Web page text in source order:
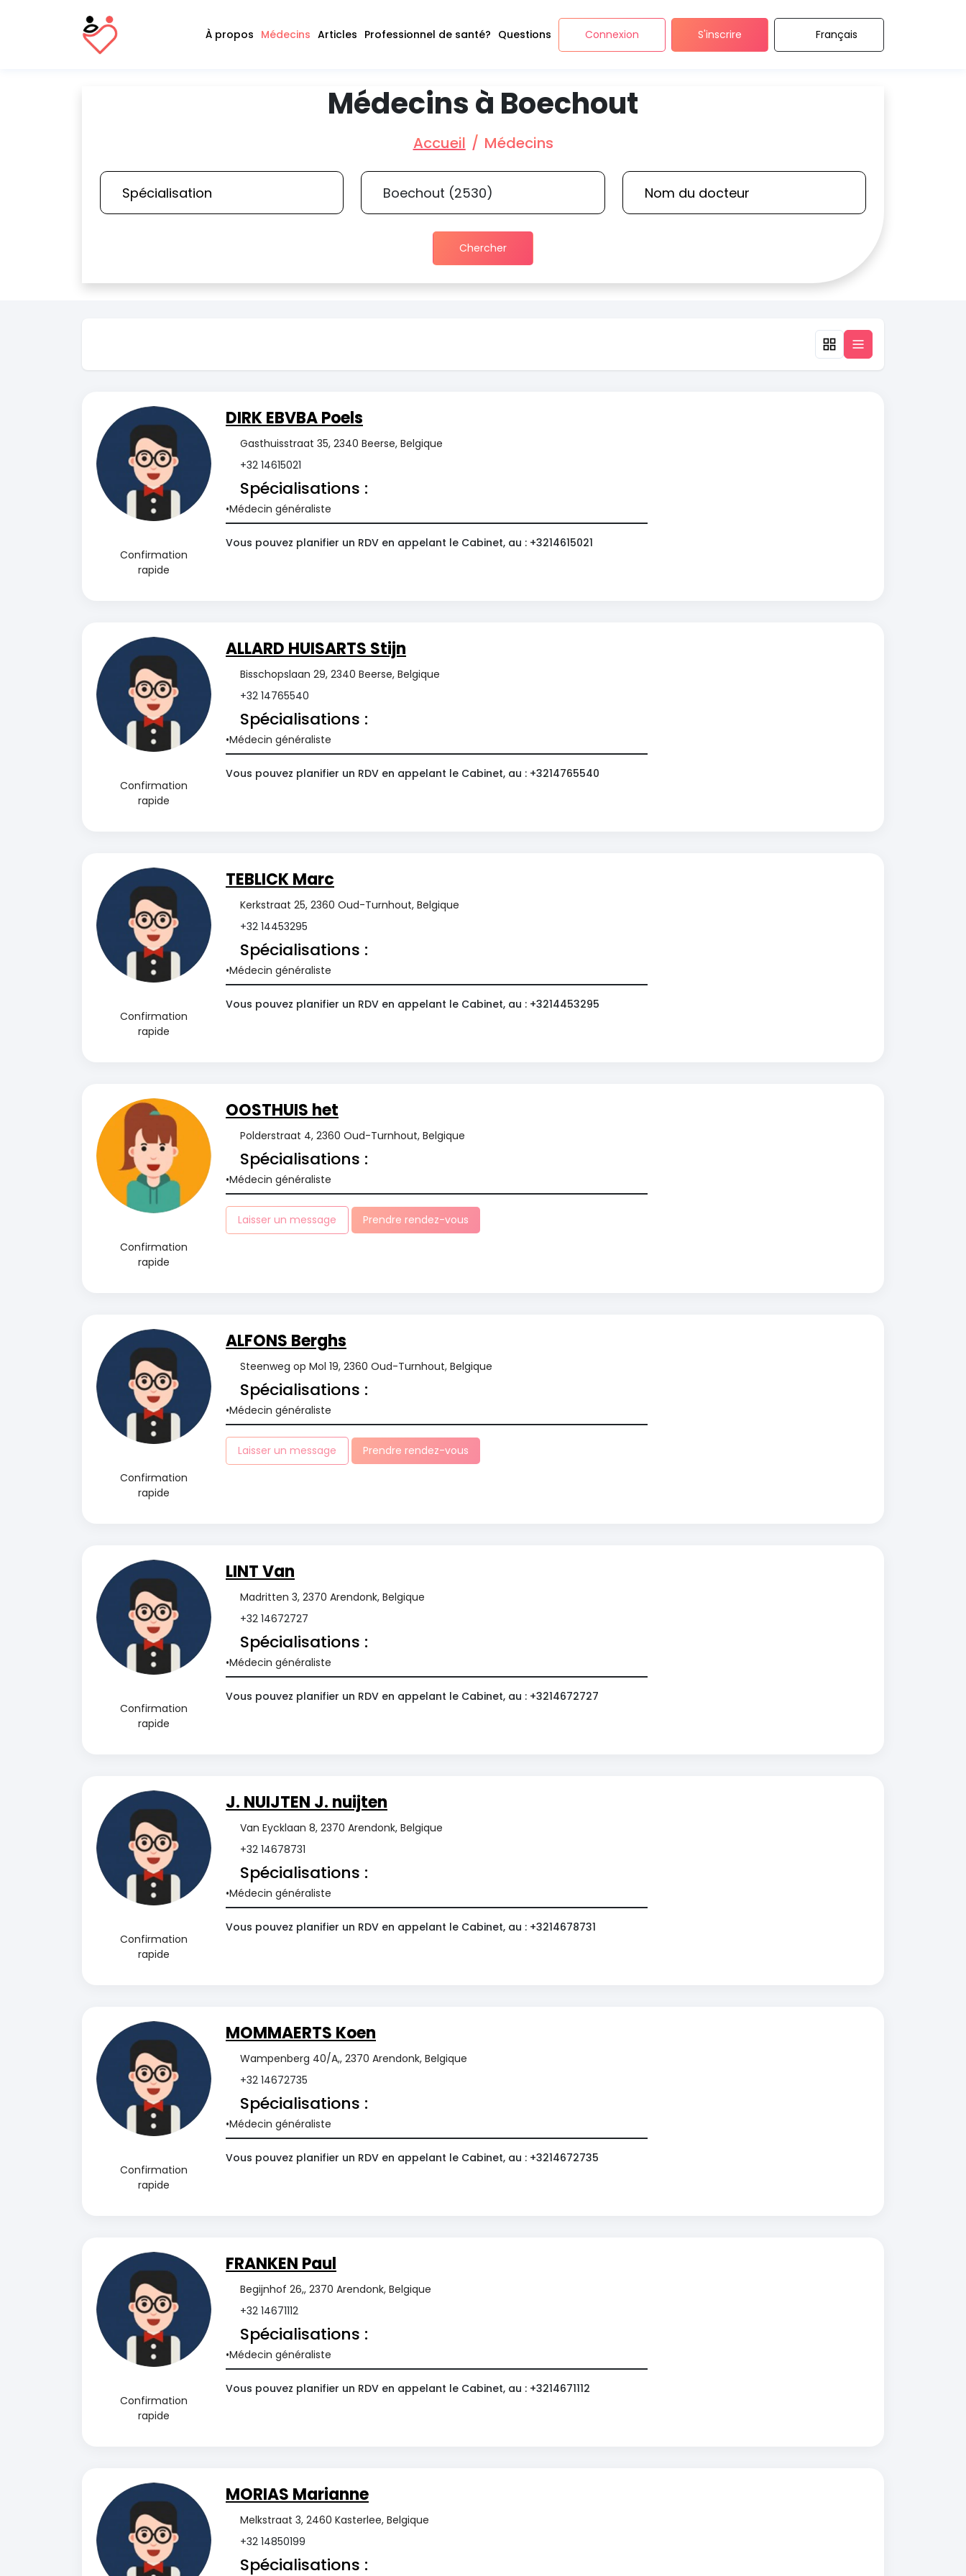
À propos Médecins Articles Professionnel de santé? Questions Connexion S'inscrire Français
Médecins à Boechout
Accueil Médecins
Chercher
Confirmation
rapide
DIRK EBVBA Poels
Gasthuisstraat 35, 2340 Beerse, Belgique
+32 14615021
Spécialisations :
Médecin généraliste
Vous pouvez planifier un RDV en appelant le Cabinet, au : +3214615021
Confirmation
rapide
ALLARD HUISARTS Stijn
Bisschopslaan 29, 2340 Beerse, Belgique
+32 14765540
Spécialisations :
Médecin généraliste
Vous pouvez planifier un RDV en appelant le Cabinet, au : +3214765540
Confirmation
rapide
TEBLICK Marc
Kerkstraat 25, 2360 Oud-Turnhout, Belgique
+32 14453295
Spécialisations :
Médecin généraliste
Vous pouvez planifier un RDV en appelant le Cabinet, au : +3214453295
Confirmation
rapide
OOSTHUIS het
Polderstraat 4, 2360 Oud-Turnhout, Belgique
Spécialisations :
Médecin généraliste
Laisser un message Prendre rendez-vous
Confirmation
rapide
ALFONS Berghs
Steenweg op Mol 19, 2360 Oud-Turnhout, Belgique
Spécialisations :
Médecin généraliste
Laisser un message Prendre rendez-vous
Confirmation
rapide
LINT Van
Madritten 3, 2370 Arendonk, Belgique
+32 14672727
Spécialisations :
Médecin généraliste
Vous pouvez planifier un RDV en appelant le Cabinet, au : +3214672727
Confirmation
rapide
J. NUIJTEN J. nuijten
Van Eycklaan 8, 2370 Arendonk, Belgique
+32 14678731
Spécialisations :
Médecin généraliste
Vous pouvez planifier un RDV en appelant le Cabinet, au : +3214678731
Confirmation
rapide
MOMMAERTS Koen
Wampenberg 40/A,, 2370 Arendonk, Belgique
+32 14672735
Spécialisations :
Médecin généraliste
Vous pouvez planifier un RDV en appelant le Cabinet, au : +3214672735
Confirmation
rapide
FRANKEN Paul
Begijnhof 26,, 2370 Arendonk, Belgique
+32 14671112
Spécialisations :
Médecin généraliste
Vous pouvez planifier un RDV en appelant le Cabinet, au : +3214671112
MORIAS Marianne
Melkstraat 3, 2460 Kasterlee, Belgique
+32 14850199
Spécialisations :